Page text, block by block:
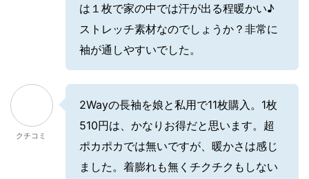
は１枚で家の中では汗が出る程暖かい♪
ストレッチ素材なのでしょうか？非常に
袖が通しやすいでした。
クチコミ
2Wayの長袖を娘と私用で11枚購入。1枚
510円は、かなりお得だと思います。超
ポカポカでは無いですが、暖かさは感じ
ました。着膨れも無くチクチクもしない